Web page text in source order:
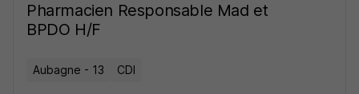
Pharmacien Responsable Mad et
BPDO H/F
Aubagne - 13 CDI